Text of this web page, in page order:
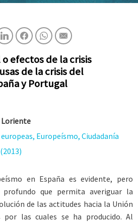
efectos de la crisis
de la crisis del
y Portugal
Loriente
Europeísmo, Ciudadanía
en España es evidente, pero
que permita averiguar la
de las actitudes hacia la Unión
por las cuales se ha producido. Al